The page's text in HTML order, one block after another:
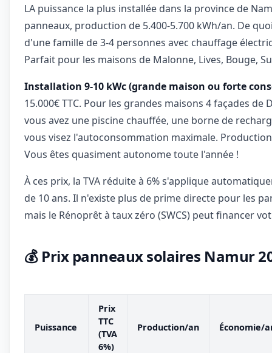
LA puissance la plus installée dans la province de
panneaux, production de 5.400-5.700 kWh/an. De
d'une famille de 3-4 personnes avec chauffage
Parfait pour les maisons de Malonne, Lives, Bouge,
Installation 9-10 kWc (grande maison ou forte
15.000€ TTC. Pour les grandes maisons 4 façades de
vous avez une piscine chauffée, une borne de
vous visez l'autoconsommation maximale.
Vous êtes quasiment autonome toute l'année !
À ces prix, la TVA réduite à 6% s'applique
de 10 ans. Il n'existe plus de prime directe pour les
mais le Rénoprêt à taux zéro (SWCS) peut financer
💰 Prix panneaux solaires Namur
Puissance
Prix
TTC
(TVA
6%)
Production/an Économie/